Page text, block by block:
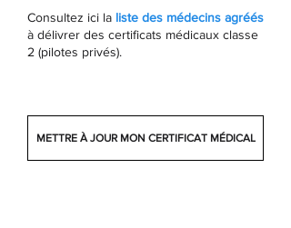
Consultez ici la liste des médecins agréés
à délivrer des certificats médicaux classe
2 (pilotes privés).
METTRE À JOUR MON CERTIFICAT MÉDICAL